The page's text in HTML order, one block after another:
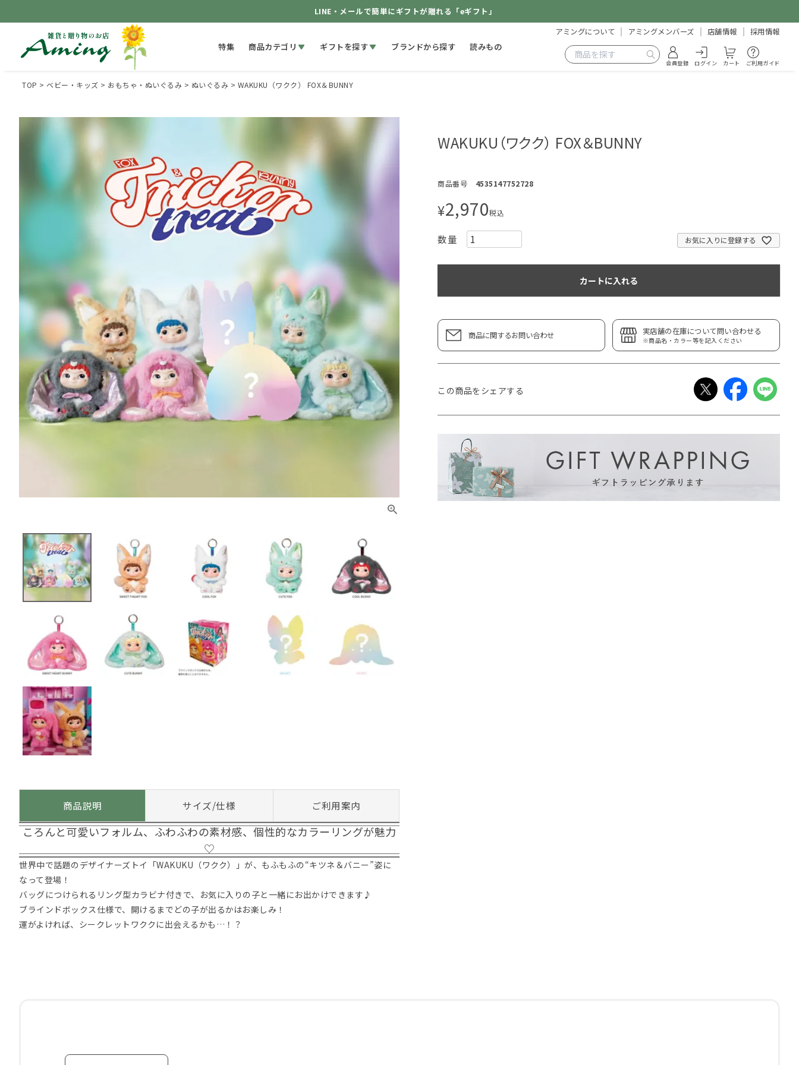
LINE・メールで簡単にギフトが贈れる「eギフト」
特集 商品カテゴリ ギフトを探す ブランドから探す 読みもの
アミングについて アミングメンバーズ 店舗情報 採用情報
会員登録 ログイン カート ご利用ガイド
TOP ベビー・キッズ おもちゃ・ぬいぐるみ ぬいぐるみ WAKUKU（ワクク） FOX＆BUNNY
商品説明 サイズ/仕様 ご利用案内
ころんと可愛いフォルム、ふわふわの素材感、個性的なカラーリングが魅力
♡
世界中で話題のデザイナーズトイ「WAKUKU（ワクク）」が、もふもふの“キツネ＆バニー”姿に
なって登場！
バッグにつけられるリング型カラビナ付きで、お気に入りの子と一緒にお出かけできます♪
ブラインドボックス仕様で、開けるまでどの子が出るかはお楽しみ！
運がよければ、シークレットワククに出会えるかも…！？
WAKUKU（ワクク） FOX＆BUNNY
商品番号 4535147752728
¥2,970税込
お気に入りに登録する
カートに入れる
商品に関するお問い合わせ 実店舗の在庫について問い合わせる
※商品名・カラー等を記入ください
この商品をシェアする